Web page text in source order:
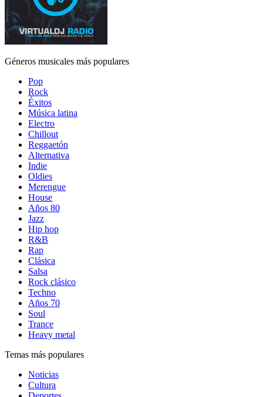
Géneros musicales más populares
Pop
Rock
Éxitos
Música latina
Electro
Chillout
Reggaetón
Alternativa
Indie
Oldies
Merengue
House
Años 80
Jazz
Hip hop
R&B
Rap
Clásica
Salsa
Rock clásico
Techno
Años 70
Soul
Trance
Heavy metal
Temas más populares
Noticias
Cultura